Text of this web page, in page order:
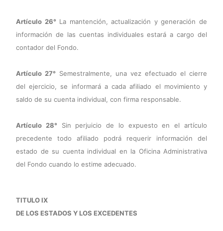
Artículo 26°La mantención, actualización y generación de
información de las cuentas individuales estará a cargo del
contador del Fondo.
Artículo 27° Semestralmente, una vez efectuado el cierre
del ejercicio, se informará a cada afiliado el movimiento y
saldo de su cuenta individual, con firma responsable.
Artículo 28°Sin perjuicio de lo expuesto en el artículo
precedente todo afiliado podrá requerir información del
estado de su cuenta individual en la Oficina Administrativa
del Fondo cuando lo estime adecuado.
TITULO IX
DE LOS ESTADOS Y LOS EXCEDENTES